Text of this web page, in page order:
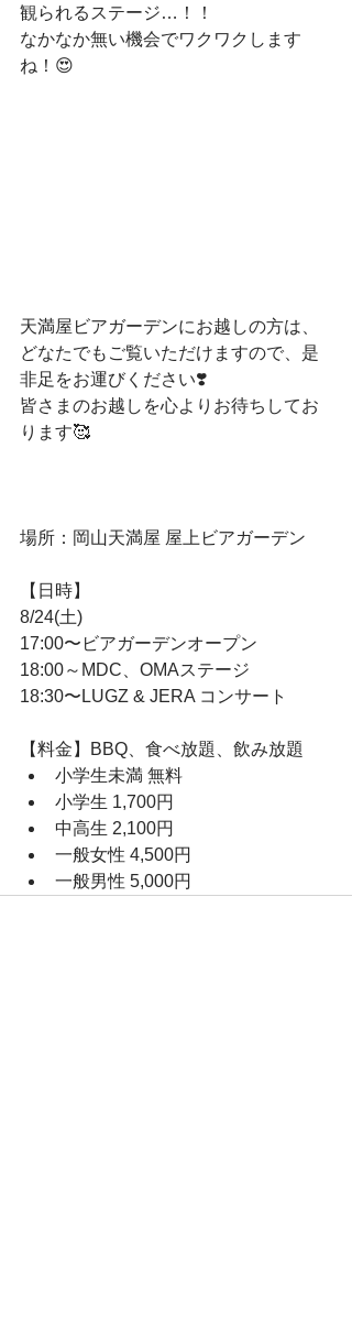
観られるステージ…！！
なかなか無い機会でワクワクします
ね！😍
天満屋ビアガーデンにお越しの方は、
どなたでもご覧いただけますので、是
非足をお運びください❣️
皆さまのお越しを心よりお待ちしてお
ります🥰
場所：岡山天満屋 屋上ビアガーデン
【日時】
8/24(土)
17:00〜ビアガーデンオープン
18:00～MDC、OMAステージ
18:30〜LUGZ & JERA コンサート
【料金】BBQ、食べ放題、飲み放題
﻿小学生未満 無料
﻿小学生 1,700円
﻿中高生 2,100円
﻿一般女性 4,500円
﻿一般男性 5,000円